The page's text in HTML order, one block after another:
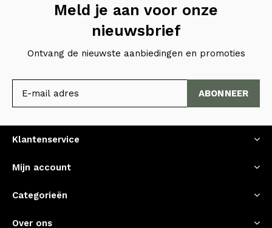
Meld je aan voor onze
nieuwsbrief
Ontvang de nieuwste aanbiedingen en promoties
ABONNEER
Klantenservice
Mijn account
Categorieën
Over ons